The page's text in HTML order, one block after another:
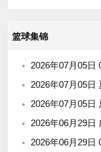
篮球集锦
2026年07月05日 07月05
2026年07月05日 夏联-爵
2026年07月05日 夏联
2026年06月29日 广州商学
2026年06月29日 06月29